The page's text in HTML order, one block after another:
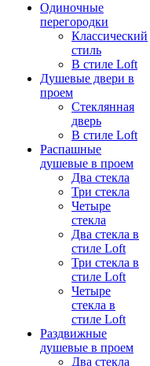
Одиночные
перегородки
Классический
стиль
В стиле Loft
Душевые двери в
проем
Стеклянная
дверь
В стиле Loft
Распашные
душевые в проем
Два стекла
Три стекла
Четыре
стекла
Два стекла в
стиле Loft
Три стекла в
стиле Loft
Четыре
стекла в
стиле Loft
Раздвижные
душевые в проем
Два стекла